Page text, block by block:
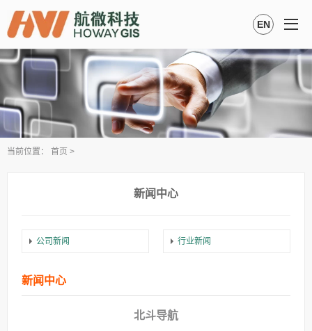
EN
当前位置： 首页 >
新闻中心
公司新闻 行业新闻
新闻中心
北斗导航